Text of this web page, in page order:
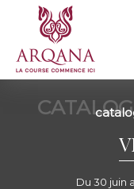
Du 30 juin